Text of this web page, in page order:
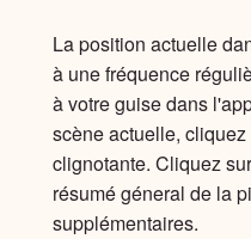
La position actuelle
à une fréquence
à votre guise dans
scène actuelle,
clignotante. Cliquez
résumé géneral de la
supplémentaires.